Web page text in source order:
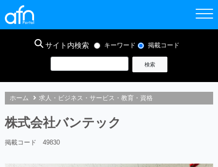
サイト内検索 キーワード 掲載コード
ホーム 求人・ビジネス・サービス・教育・資格
株式会社バンテック
掲載コード 49830